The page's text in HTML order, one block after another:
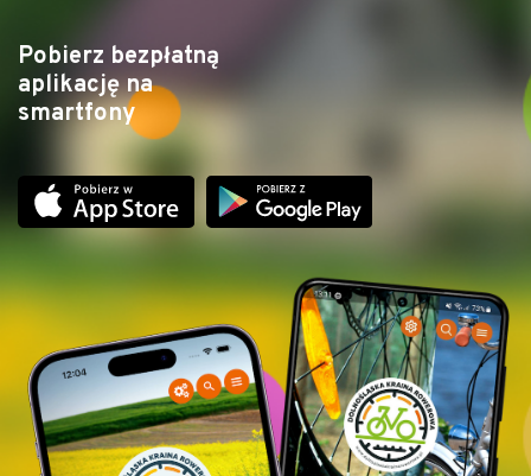
Pobierz bezpłatną
aplikację na
smartfony